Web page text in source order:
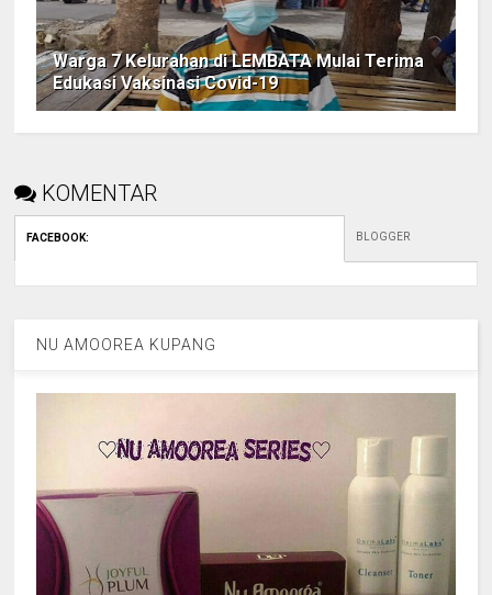
Warga 7 Kelurahan di LEMBATA Mulai Terima
Edukasi Vaksinasi Covid-19
KOMENTAR
FACEBOOK: BLOGGER
NU AMOOREA KUPANG